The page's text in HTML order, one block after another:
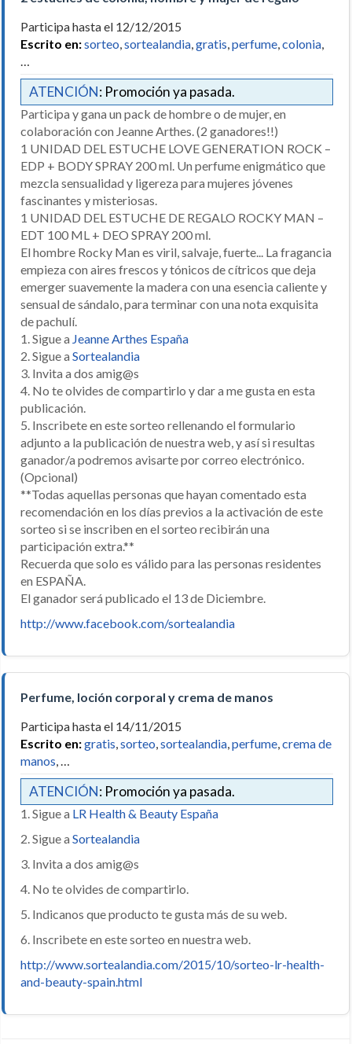
Participa hasta el 12/12/2015
Escrito en:sorteo sortealandia gratis perfume colonia
ATENCIÓN: Promoción ya pasada.
Participa y gana un pack de hombre o de mujer, en
colaboración con Jeanne Arthes. (2 ganadores!!)
1 UNIDAD DEL ESTUCHE LOVE GENERATION ROCK –
EDP + BODY SPRAY 200 ml. Un perfume enigmático que
mezcla sensualidad y ligereza para mujeres jóvenes
fascinantes y misteriosas.
1 UNIDAD DEL ESTUCHE DE REGALO ROCKY MAN –
EDT 100 ML + DEO SPRAY 200 ml.
El hombre Rocky Man es viril, salvaje, fuerte... La fragancia
empieza con aires frescos y tónicos de cítricos que deja
emerger suavemente la madera con una esencia caliente y
sensual de sándalo, para terminar con una nota exquisita
de pachulí.
1. Sigue a Jeanne Arthes España
2. Sigue a Sortealandia
3. Invita a dos amig@s
4. No te olvides de compartirlo y dar a me gusta en esta
publicación.
5. Inscribete en este sorteo rellenando el formulario
adjunto a la publicación de nuestra web, y así si resultas
ganador/a podremos avisarte por correo electrónico.
(Opcional)
**Todas aquellas personas que hayan comentado esta
recomendación en los días previos a la activación de este
sorteo si se inscriben en el sorteo recibirán una
participación extra.**
Recuerda que solo es válido para las personas residentes
en ESPAÑA.
El ganador será publicado el 13 de Diciembre.
http://www.facebook.com/sortealandia
Perfume, loción corporal y crema de manos
Participa hasta el 14/11/2015
Escrito en:gratis sorteo sortealandia perfume crema de
manos
ATENCIÓN: Promoción ya pasada.
1. Sigue a LR Health & Beauty España
2. Sigue a Sortealandia
3. Invita a dos amig@s
4. No te olvides de compartirlo.
5. Indicanos que producto te gusta más de su web.
6. Inscribete en este sorteo en nuestra web.
http://www.sortealandia.com/2015/10/sorteo-lr-health-
and-beauty-spain.html